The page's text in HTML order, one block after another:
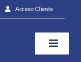
Acceso Cliente
Toggle